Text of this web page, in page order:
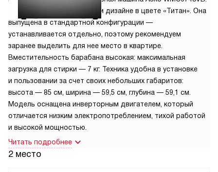
T представлена в стильном дизайне в цвете «Титан». Она
выпущена в стандартной конфигурации —
устанавливается отдельно, поэтому рекомендуем
заранее выделить для нее место в квартире.
Вместительность барабана высокая: максимальная
загрузка для стирки — 7 кг. Техника удобна в установке
и пользовании за счет своих небольших габаритов:
высота — 85 см, ширина — 59,5 см, глубина — 59,1 см.
Модель оснащена инверторным двигателем, который
отличается низким электропотреблением, тихой работой
и высокой мощностью.
Читать подробнее
2 место